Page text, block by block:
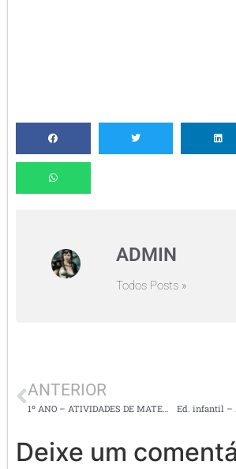
ADMIN
Todos Posts »
ANTERIOR
1º ANO – ATIVIDADES DE MATEMÁTICA – Envolvendo as operações
Deixe um